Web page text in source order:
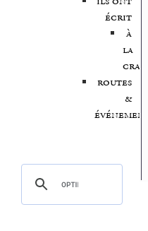
écrit
à
la
craie
routes
&
événements